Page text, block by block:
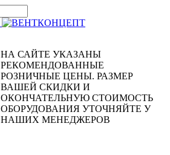
НА САЙТЕ УКАЗАНЫ
РЕКОМЕНДОВАННЫЕ
РОЗНИЧНЫЕ ЦЕНЫ. РАЗМЕР
ВАШЕЙ СКИДКИ И
ОКОНЧАТЕЛЬНУЮ СТОИМОСТЬ
ОБОРУДОВАНИЯ УТОЧНЯЙТЕ У
НАШИХ МЕНЕДЖЕРОВ